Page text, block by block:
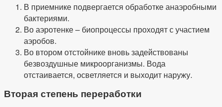
В приемнике подвергается обработке анаэробными
бактериями.
Во аэротенке – биопроцессы проходят с участием
аэробов.
Во втором отстойнике вновь задействованы
безвоздушные микроорганизмы. Вода
отстаивается, осветляется и выходит наружу.
Вторая степень переработки